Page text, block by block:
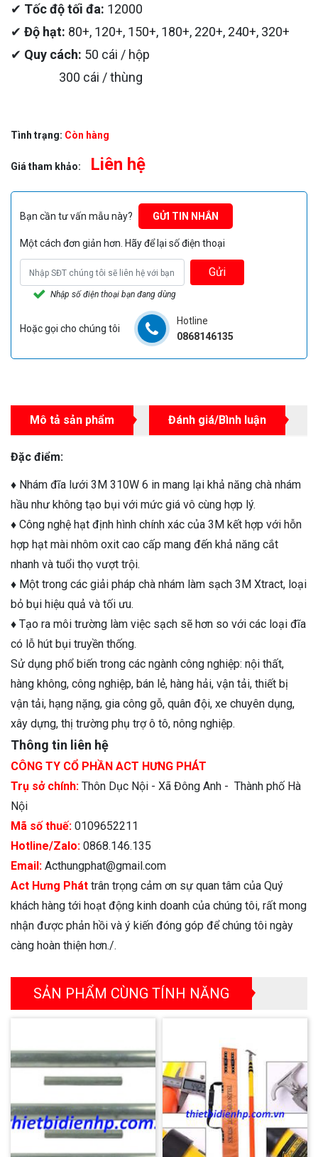
✔ Tốc độ tối đa: 12000
✔ Độ hạt: 80+, 120+, 150+, 180+, 220+, 240+, 320+
✔ Quy cách: 50 cái / hộp
300 cái / thùng
Tình trạng: Còn hàng
Giá tham khảo: Liên hệ
Bạn cần tư vấn mẫu này? GỬI TIN NHẮN
Một cách đơn giản hơn. Hãy để lại số điện thoại
Gửi
Nhập số điện thoại bạn đang dùng
Hoặc gọi cho chúng tôi
Hotline
0868146135
Mô tả sản phẩm Đánh giá/Bình luận
Đặc điểm:
♦ Nhám đĩa lưới 3M 310W 6 in mang lại khả năng chà nhám
hầu như không tạo bụi với mức giá vô cùng hợp lý.
♦ Công nghệ hạt định hình chính xác của 3M kết hợp với hỗn
hợp hạt mài nhôm oxit cao cấp mang đến khả năng cắt
nhanh và tuổi thọ vượt trội.
♦ Một trong các giải pháp chà nhám làm sạch 3M Xtract, loại
bỏ bụi hiệu quả và tối ưu.
♦ Tạo ra môi trường làm việc sạch sẽ hơn so với các loại đĩa
có lỗ hút bụi truyền thống.
Sử dụng phổ biến trong các ngành công nghiệp: nội thất,
hàng không, công nghiệp, bán lẻ, hàng hải, vận tải, thiết bị
vận tải, hạng nặng, gia công gỗ, quân đội, xe chuyên dụng,
xây dựng, thị trường phụ trợ ô tô, nông nghiệp.
Thông tin liên hệ
CÔNG TY CỔ PHẦN ACT HƯNG PHÁT
Trụ sở chính: Thôn Dục Nội - Xã Đông Anh - Thành phố Hà
Nội
Mã số thuế: 0109652211
Hotline/Zalo: 0868.146.135
Email: Acthungphat@gmail.com
Act Hưng Phát trân trọng cảm ơn sự quan tâm của Quý
khách hàng tới hoạt động kinh doanh của chúng tôi, rất mong
nhận được phản hồi và ý kiến đóng góp để chúng tôi ngày
càng hoàn thiện hơn./.
SẢN PHẨM CÙNG TÍNH NĂNG